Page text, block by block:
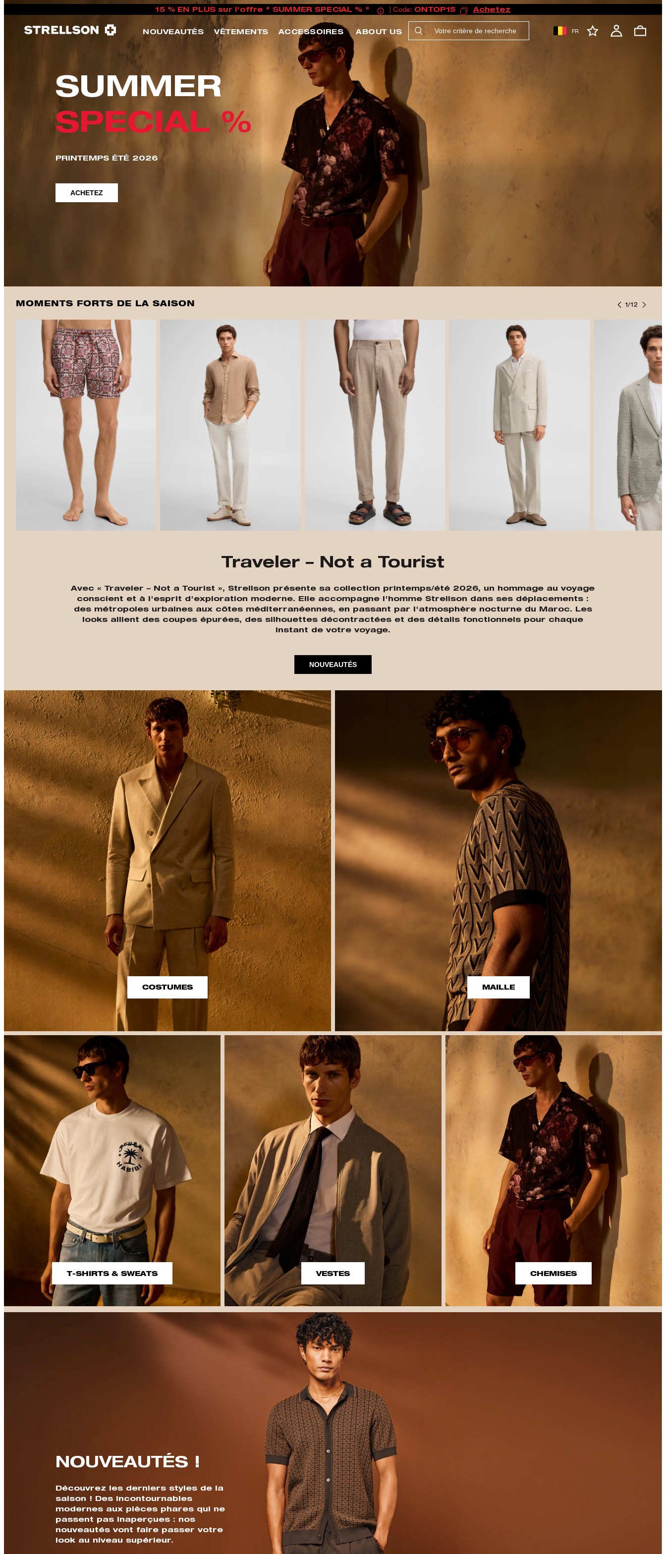
15 % EN PLUS sur l'offre " SUMMER SPECIAL % " | Code: ONTOP15 Achetez
NOUVEAUTÉS VÊTEMENTS ACCESSOIRES ABOUT US FR
SUMMER
SPECIAL %
PRINTEMPS ÉTÉ 2026
ACHETEZ
MOMENTS FORTS DE LA SAISON 1/12
Traveler – Not a Tourist
Avec « Traveler – Not a Tourist », Strellson présente sa collection printemps/été 2026, un hommage au voyage
conscient et à l'esprit d'exploration moderne. Elle accompagne l'homme Strellson dans ses déplacements :
des métropoles urbaines aux côtes méditerranéennes, en passant par l'atmosphère nocturne du Maroc. Les
looks allient des coupes épurées, des silhouettes décontractées et des détails fonctionnels pour chaque
instant de votre voyage.
NOUVEAUTÉS
COSTUMES MAILLE
T-SHIRTS & SWEATS VESTES CHEMISES
NOUVEAUTÉS !
Découvrez les derniers styles de la
saison ! Des incontournables
modernes aux pièces phares qui ne
passent pas inaperçues : nos
nouveautés vont faire passer votre
look au niveau supérieur.